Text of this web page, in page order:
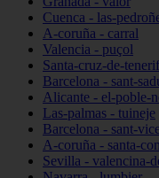
Cuenca - las-
A-coruña - carral
Valencia - puçol
Santa-cruz-de-
Barcelona - sant-
Alicante - el-poble-
Las-palmas - tuineje
Barcelona - sant-
A-coruña - santa-
Sevilla - valencina-